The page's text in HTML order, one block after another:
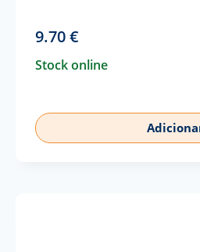
9.70€
Stock online